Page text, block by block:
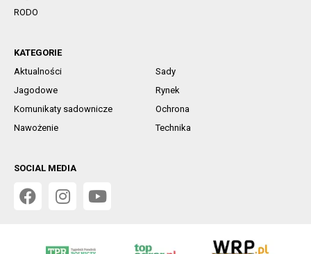
RODO
KATEGORIE
Aktualności
Sady
Jagodowe
Rynek
Komunikaty sadownicze
Ochrona
Nawożenie
Technika
SOCIAL MEDIA